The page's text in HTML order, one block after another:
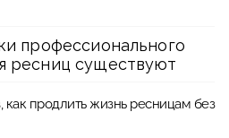
профессионального
ресниц существуют
продлить жизнь ресницам без